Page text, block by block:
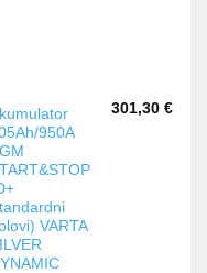
950A
VARTA
301,30 €